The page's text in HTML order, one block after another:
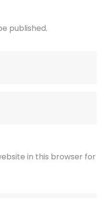
published.
in this browser for